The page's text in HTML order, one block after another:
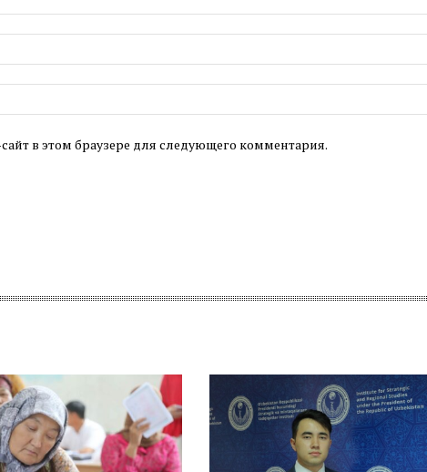
в этом браузере для следующего комментария.